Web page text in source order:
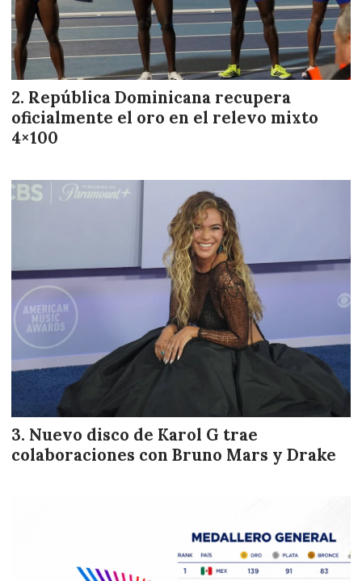
República Dominicana recupera
oficialmente el oro en el relevo mixto
4×100
Nuevo disco de Karol G trae
colaboraciones con Bruno Mars y Drake